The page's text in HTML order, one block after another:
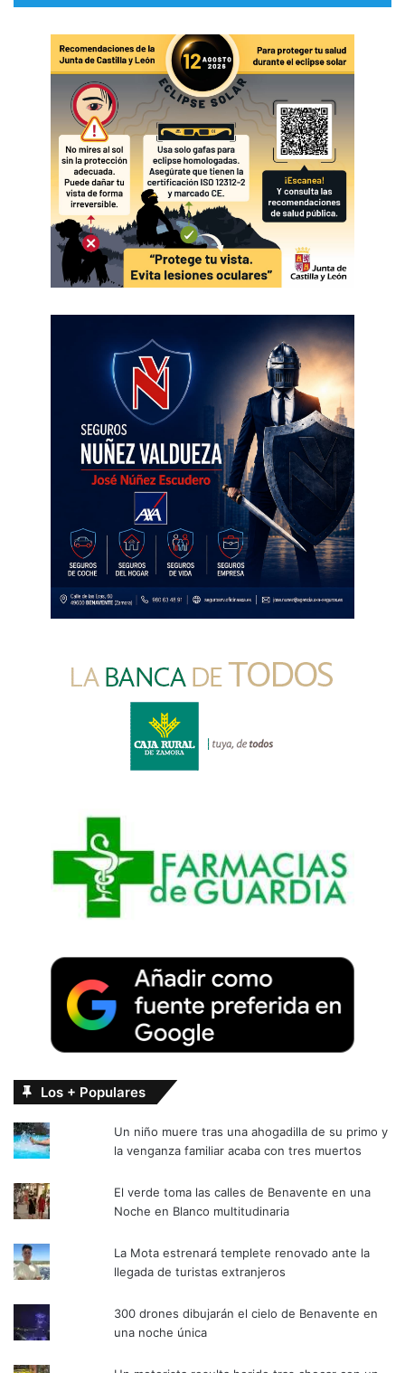
Los + Populares
Un niño muere tras una ahogadilla de su primo y
la venganza familiar acaba con tres muertos
El verde toma las calles de Benavente en una
Noche en Blanco multitudinaria
La Mota estrenará templete renovado ante la
llegada de turistas extranjeros
300 drones dibujarán el cielo de Benavente en
una noche única